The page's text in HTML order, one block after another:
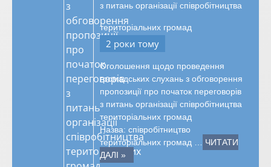
з питань організації співробітництва
територіальних громад
2 роки тому
Оголошення щодо проведення
громадських слухань з обговорення
пропозиції про початок переговорів
з питань організації співробітництва
територіальних громад
Назва: співробітництво
територіальних громад … ЧИТАТИ
ДАЛІ »